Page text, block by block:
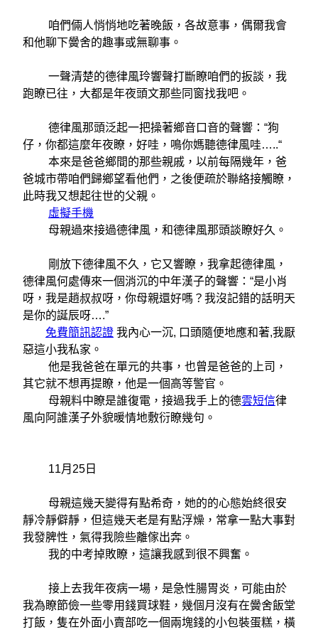
咱們倆人悄悄地吃著晚飯，各故意事，偶爾我會
和他聊下黌舍的趣事或無聊事。
一聲清楚的德律風玲響聲打斷瞭咱們的扳談，我
跑瞭已往，大都是年夜頭文那些同窗找我吧。
德律風那頭泛起一把操著鄉音口音的聲響：“狗
仔，你都這麼年夜瞭，好哇，鳴你媽聽德律風哇…..“
本來是爸爸鄉間的那些親戚，以前每隔幾年，爸
爸城市帶咱們歸鄉望看他們，之後便疏於聯絡接觸瞭，
此時我又想起往世的父親。
虛擬手機
母親過來接過德律風，和德律風那頭談瞭好久。
剛放下德律風不久，它又響瞭，我拿起德律風，
德律風何處傳來一個消沉的中年漢子的聲響：“是小肖
呀，我是趙叔叔呀，你母親還好嗎？我沒記錯的話明天
是你的誕辰呀….”
免費簡訊認證 我內心一沉, 口頭隨便地應和著,我厭
惡這小我私家。
他是我爸爸在單元的共事，也曾是爸爸的上司，
其它就不想再提瞭，他是一個高等警官。
母親料中瞭是誰復電，接過我手上的德雲短信律
風向阿誰漢子外貌暖情地敷衍瞭幾句。
11月25日
母親這幾天變得有點希奇，她的的心態始終很安
靜冷靜僻靜，但這幾天老是有點浮燥，常拿一點大事對
我發脾性，氣得我險些離傢出奔。
我的中考掉敗瞭，這讓我感到很不興奮。
接上去我年夜病一場，是急性腸胃炎，可能由於
我為瞭節儉一些零用錢買球鞋，幾個月沒有在黌舍飯堂
打飯，隻在外面小賣部吃一個兩塊錢的小包裝蛋糕，橫